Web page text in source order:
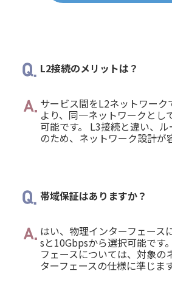
L2接続のメリットは？
サービス間をL2ネットワーク
より、同一ネットワークとし
可能です。 L3接続と違い、
のため、ネットワーク設計が
帯域保証はありますか？
はい、物理インターフェース
sと10Gbpsから選択可能です
フェースについては、対象の
ターフェースの仕様に準じます